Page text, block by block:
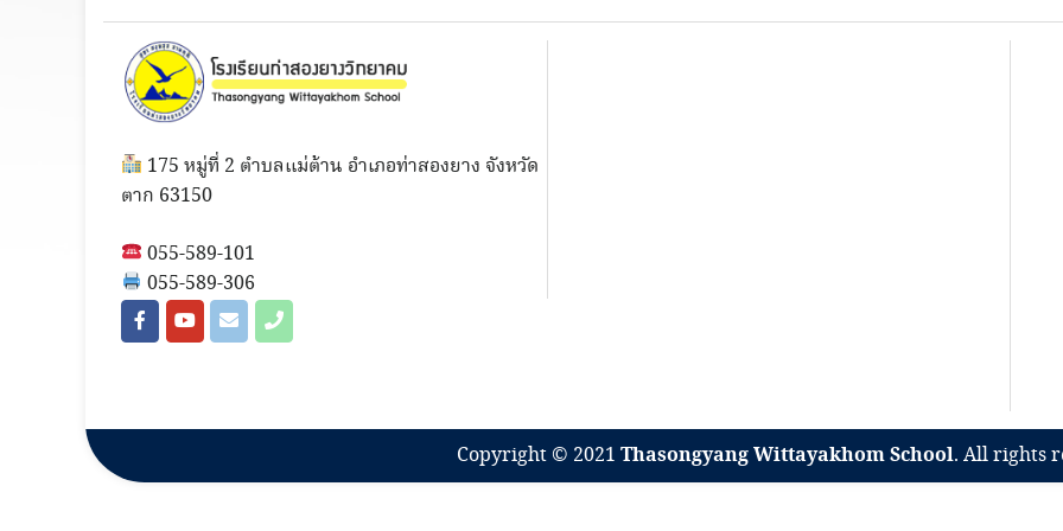
175 หมู่ที่ 2 ตำบลแม่ต้าน อำเภอท่าสองยาง จังหวัด
ตาก 63150
055-589-101
055-589-306
Copyright © 2021 Thasongyang Wittayakhom School. All rights